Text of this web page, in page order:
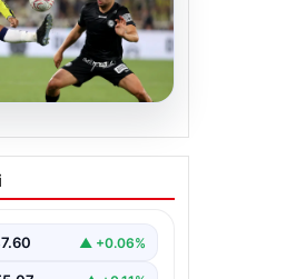
Mason
ihtiyacım
▲ +0.06%